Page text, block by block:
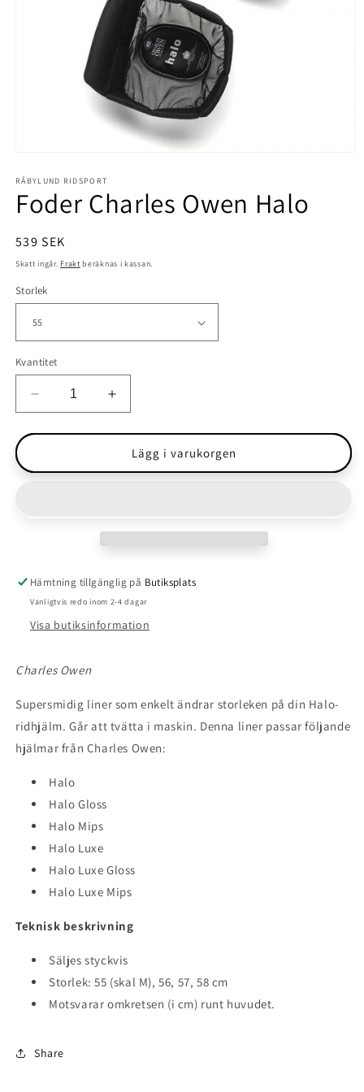
1
modalfönster
RÅBYLUND RIDSPORT
Foder Charles Owen Halo
Ordinarie
pris
539 SEK
Skatt ingår. Frakt beräknas i kassan.
Storlek
Kvantitet
Minska
kvantitet
för
Charles
Öka
kvantitet
för
Foder
Charles
Lägg i varukorgen
Hämtning tillgänglig på Butiksplats
Vanligtvis redo inom 2-4 dagar
Visa butiksinformation
Charles Owen
Supersmidig liner som enkelt ändrar storleken på din Halo-
ridhjälm. Går att tvätta i maskin. Denna liner passar följande
hjälmar från Charles Owen:
Halo
Halo Gloss
Halo Mips
Halo Luxe
Halo Luxe Gloss
Halo Luxe Mips
Teknisk beskrivning
Säljes styckvis
Storlek: 55 (skal M), 56, 57, 58 cm
Motsvarar omkretsen (i cm) runt huvudet.
Share